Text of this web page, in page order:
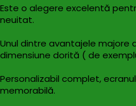
Este o alegere excelentă
neuitat.
Unul dintre avantajele majore
dimensiune dorită ( de exemplu
Personalizabil complet,
memorabilă.